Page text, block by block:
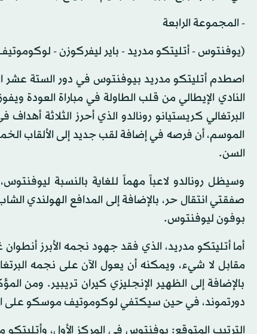
- المجموعة الرابعة
(يوفنتوس - أتليتكو مدريد - باير ليفركوزن -
اصطدم أتليتكو مدريد بيوفنتوس في دور الستة عشر
النادي الإيطالي من قلب الطاولة في مباراة العودة
البرتغالي كريستيانو رونالدو الذي أحرز الثلاثة
الموسم، أن فرصه في إضافة لقب جديد إلى الألقاب
السن.
وسيظل رونالدو لاعباً مهماً للغاية بالنسبة
صفقتي انتقال حر، بالإضافة إلى المدافع
بوفون ليوفنتوس.
أما أتليتكو مدريد، الذي فقد جهود نجمه الأبرز
بالإضافة إلى الظهير الإنجليزي كيران تريبير. ومن
دورتموند، في حين سيكتفي لوكوموتيف موسكو على
الترتيب المتوقع: يوفنتوس في المركز الأول،